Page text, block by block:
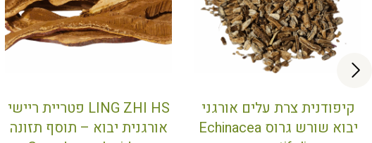
קיפודנית צרת עלים אורגני
יבוא שורש גרוס Echinacea
LING ZHI HS פטריית ריישי
אורגנית יבוא – תוסף תזונה